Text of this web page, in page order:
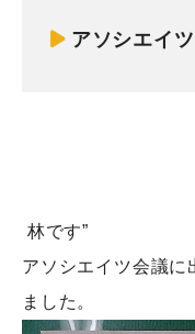
アソシエイ
林です”
アソシエイツ会議に
ました。